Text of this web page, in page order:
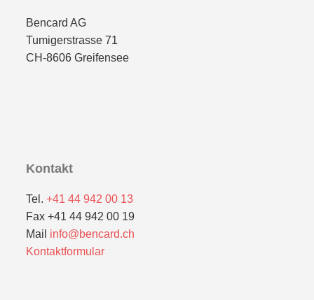
Bencard AG
Tumigerstrasse 71
CH-8606 Greifensee
Kontakt
Tel.+41 44 942 00 13
Fax +41 44 942 00 19
Mail info@bencard.ch
Kontaktformular